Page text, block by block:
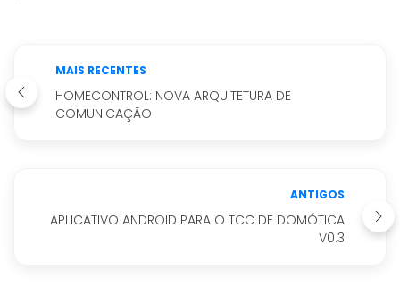
MAIS RECENTES
HOMECONTROL: NOVA ARQUITETURA DE
COMUNICAÇÃO
ANTIGOS
APLICATIVO ANDROID PARA O TCC DE DOMÓTICA
V0.3